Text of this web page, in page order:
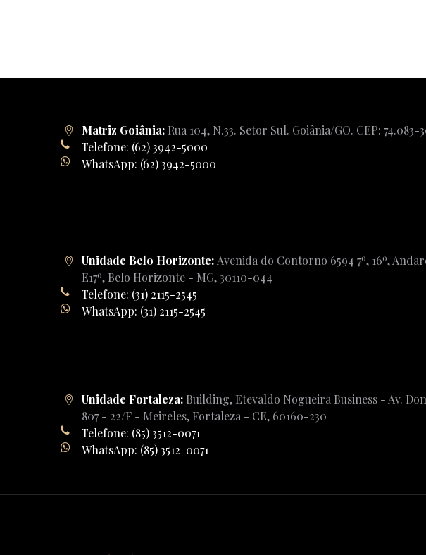
Matriz Goiânia: Rua 104, N.33. Setor Sul. Goiânia/GO. CEP: 74.083-
Telefone: (62) 3942-5000
WhatsApp: (62) 3942-5000
Unidade Belo Horizonte:Avenida do Contorno 6594 7º, 16º,
E17º, Belo Horizonte - MG, 30110-044
Telefone: (31) 2115-2545
WhatsApp: (31) 2115-2545
Unidade Fortaleza: Building, Etevaldo Nogueira Business - Av.
807 - 22/F - Meireles, Fortaleza - CE, 60160-230
Telefone: (85) 3512-0071
WhatsApp: (85) 3512-0071